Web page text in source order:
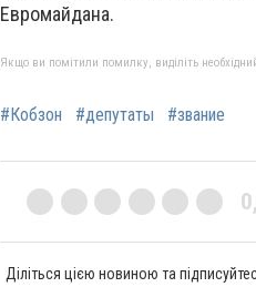
Евромайдана.
Якщо ви помітили помилку, виділіть
#Кобзон #депутаты #звание
Діліться цією новиною та